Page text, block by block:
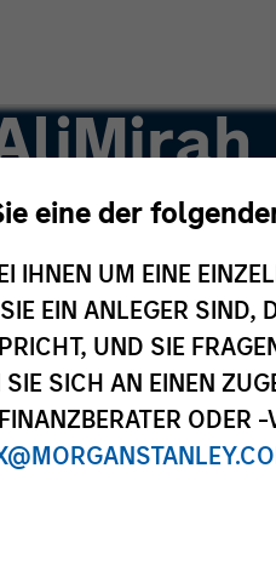
eine der
IHNEN UM EINE
EIN ANLEGER SIND,
UND SIE
SICH AN EINEN
ODER